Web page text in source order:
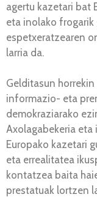
agertu kazetari bat
eta inolako
espetxeratzearen
larria da.
Gelditasun
informazio- eta
demokraziarako
Axolagabekeria
Europako kazetari
eta errealitatea
kontatzea baita
prestatuak lortzen